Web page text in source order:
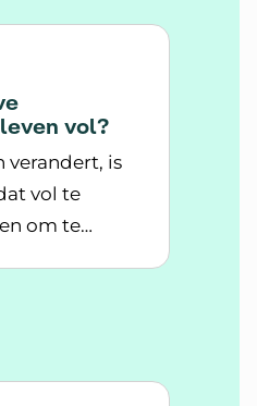
vol?
verandert, is
vol te
om te
je positieve